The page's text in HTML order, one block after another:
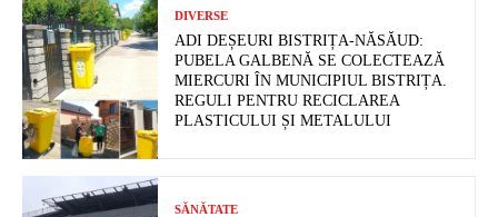
DIVERSE
ADI DEȘEURI BISTRIȚA-NĂSĂUD:
PUBELA GALBENĂ SE COLECTEAZĂ
MIERCURI ÎN MUNICIPIUL BISTRIȚA.
REGULI PENTRU RECICLAREA
PLASTICULUI ȘI METALULUI
SĂNĂTATE